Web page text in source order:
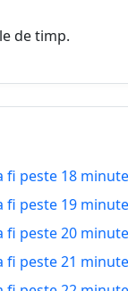
de timp.
fi peste 18
fi peste 19
fi peste 20
fi peste 21